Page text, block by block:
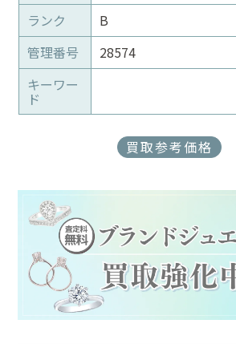
ランク
B
管理番号
28574
キーワー
ド
買取参考価格